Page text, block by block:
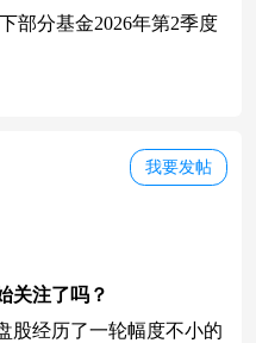
部分基金2026年第2季度
我要发帖
关注了吗？
股经历了一轮幅度不小的